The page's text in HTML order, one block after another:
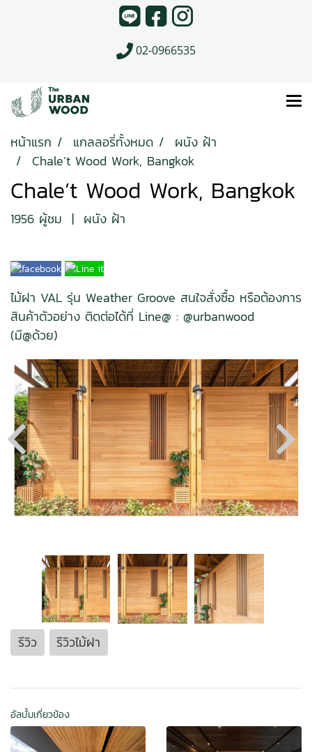
02-0966535
หน้าแรก แกลลอรี่ทั้งหมด
ผนัง ฝ้า
Chale’t Wood Work, Bangkok
Chale’t Wood Work, Bangkok
1956 ผู้ชม | ผนัง ฝ้า
ไม้ฝา VAL รุ่น Weather Groove สนใจสั่งซื้อ หรือต้องการ
สินค้าตัวอย่าง ติดต่อได้ที่ Line@ : @urbanwood
(มี@ด้วย)
รีวิว รีวิวไม้ฝา
อัลบั้มเกี่ยวข้อง